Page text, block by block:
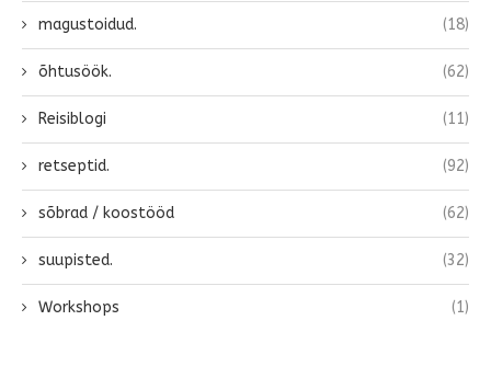
magustoidud. (18)
õhtusöök. (62)
Reisiblogi (11)
retseptid. (92)
sõbrad / koostööd (62)
suupisted. (32)
Workshops (1)